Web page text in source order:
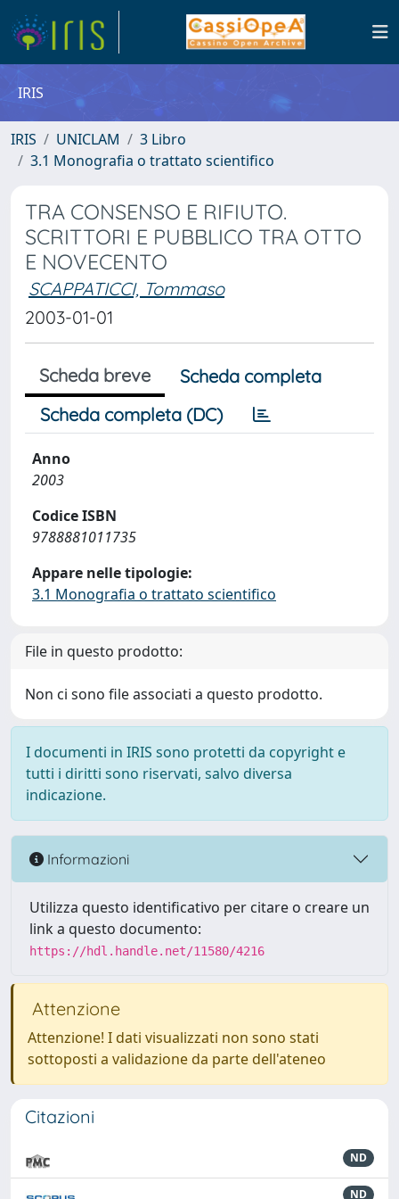
IRIS
IRIS UNICLAM
3 Libro
3.1 Monografia o trattato scientifico
TRA CONSENSO E RIFIUTO.
SCRITTORI E PUBBLICO TRA OTTO
E NOVECENTO
SCAPPATICCI, Tommaso
2003-01-01
Scheda breve
Scheda completa
Scheda completa (DC)
Anno
2003
Codice ISBN
9788881011735
Appare nelle tipologie:
3.1 Monografia o trattato scientifico
File in questo prodotto:
Non ci sono file associati a questo prodotto.
I documenti in IRIS sono protetti da copyright e
tutti i diritti sono riservati, salvo diversa
indicazione.
Informazioni
Utilizza questo identificativo per citare o creare un
link a questo documento:
https://hdl.handle.net/11580/4216
Attenzione
Attenzione! I dati visualizzati non sono stati
sottoposti a validazione da parte dell'ateneo
Citazioni
ND
ND